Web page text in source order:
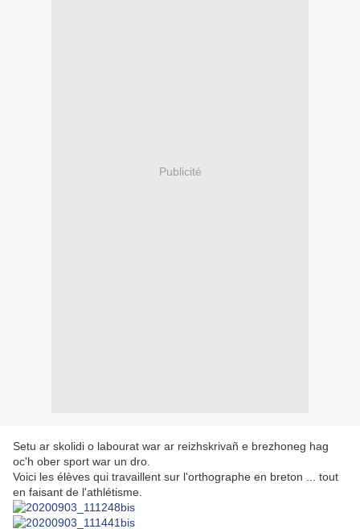
Publicité
Setu ar skolidi o labourat war ar reizhskrivañ e brezhoneg hag
oc'h ober sport war un dro.
Voici les élèves qui travaillent sur l'orthographe en breton ... tout
en faisant de l'athlétisme.